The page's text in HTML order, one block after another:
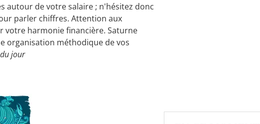
autour de votre salaire ; n'hésitez donc
parler chiffres. Attention aux
votre harmonie financière. Saturne
organisation méthodique de vos
du jour